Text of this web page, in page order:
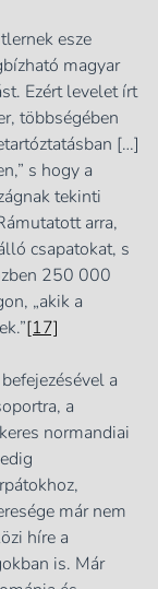
esze
magyar
Ezért levelet írt
többségében
[…]
s hogy a
tekinti
arra,
csapatokat, s
250 000
„akik a
[17]
a
a
normandiai
már nem
híre a
is. Már